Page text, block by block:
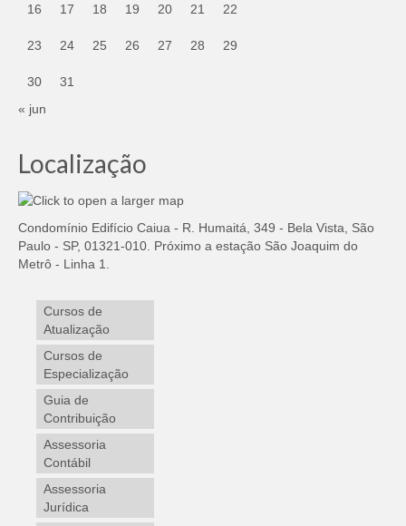
16 17 18 19 20 21 22
23 24 25 26 27 28 29
30
31
« jun
Localização
Condomínio Edifício Caiua - R. Humaitá, 349 - Bela Vista, São
Paulo - SP, 01321-010. Próximo a estação São Joaquim do
Metrô - Linha 1.
Cursos de
Atualização
Cursos de
Especialização
Guia de
Contribuição
Assessoria
Contábil
Assessoria
Jurídica